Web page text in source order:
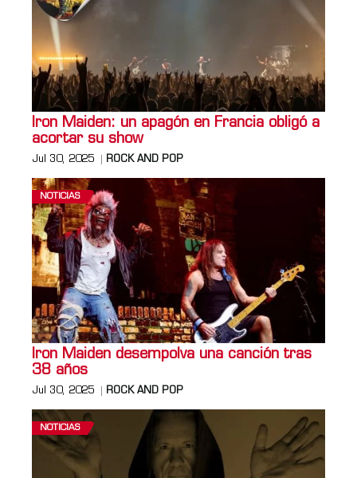
Iron Maiden: un apagón en Francia obligó a
acortar su show
Jul 30, 2025 ROCK AND POP
NOTICIAS
Iron Maiden desempolva una canción tras
38 años
Jul 30, 2025 ROCK AND POP
NOTICIAS